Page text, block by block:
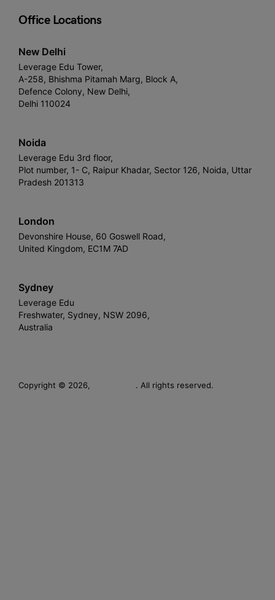
Office Locations
New Delhi
Leverage Edu Tower,
A-258, Bhishma Pitamah Marg, Block A,
Defence Colony, New Delhi,
Delhi 110024
Noida
Leverage Edu 3rd floor,
Plot number, 1- C, Raipur Khadar, Sector 126, Noida, Uttar
Pradesh 201313
London
Devonshire House, 60 Goswell Road,
United Kingdom, EC1M 7AD
Sydney
Leverage Edu
Freshwater, Sydney, NSW 2096,
Australia
Copyright © 2026, . All rights reserved.